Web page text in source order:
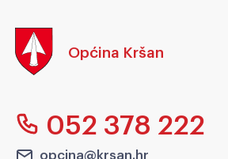
Općina Kršan
052 378 222
opcina@krsan.hr